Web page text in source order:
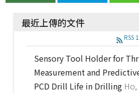
最近上傳的文件
RSS
Sensory Tool Holder for
Measurement and
PCD Drill Life in Drilling